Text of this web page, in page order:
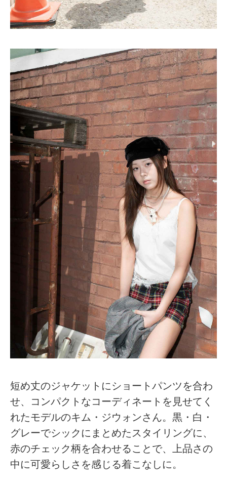
短め丈のジャケットにショートパンツを合わ
せ、コンパクトなコーディネートを見せてく
れたモデルのキム・ジウォンさん。黒・白・
グレーでシックにまとめたスタイリングに、
赤のチェック柄を合わせることで、上品さの
中に可愛らしさを感じる着こなしに。